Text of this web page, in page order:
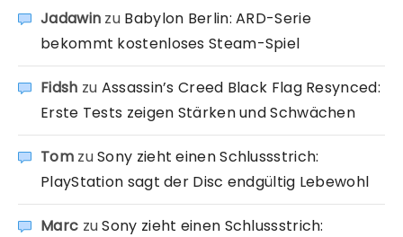
Jadawin zu Babylon Berlin: ARD-Serie
bekommt kostenloses Steam-Spiel
Fidsh zu Assassin’s Creed Black Flag Resynced:
Erste Tests zeigen Stärken und Schwächen
TomzuSony zieht einen Schlussstrich:
PlayStation sagt der Disc endgültig Lebewohl
Marc zuSony zieht einen Schlussstrich: